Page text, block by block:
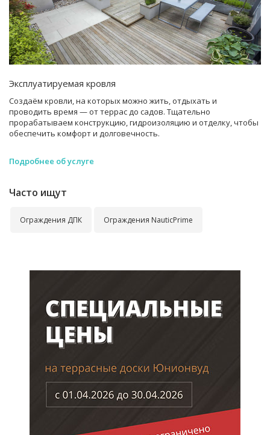
Эксплуатируемая кровля
Создаём кровли, на которых можно жить, отдыхать и
проводить время — от террас до садов. Тщательно
прорабатываем конструкцию, гидроизоляцию и отделку, чтобы
обеспечить комфорт и долговечность.
Подробнее об услуге
Часто ищут
Ограждения ДПК Ограждения NauticPrime